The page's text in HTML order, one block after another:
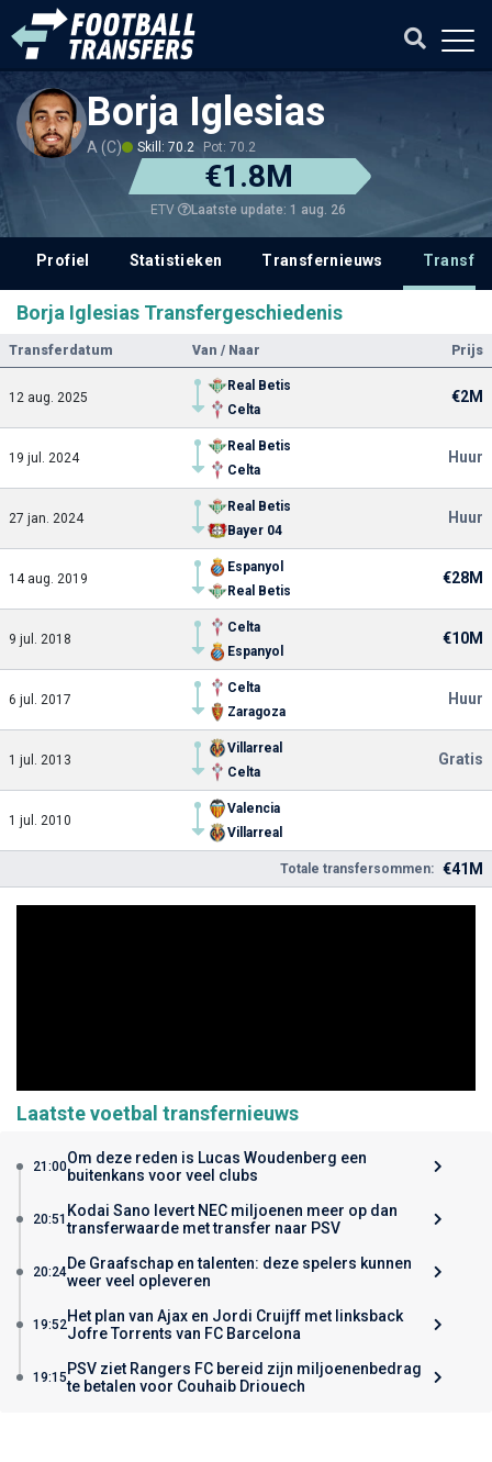
Borja Iglesias
A (C) Skill: 70.2 Pot: 70.2
€1.8M
ETV Laatste update: 1 aug. 26
Profiel Statistieken Transfernieuws
Borja Iglesias Transfergeschiedenis
Transferdatum Van / Naar Prijs
12 aug. 2025
Real Betis
Celta
€2M
19 jul. 2024
Real Betis
Celta
Huur
27 jan. 2024
Real Betis
Bayer 04
Huur
14 aug. 2019
Espanyol
Real Betis
€28M
9 jul. 2018
Celta
Espanyol
€10M
6 jul. 2017
Celta
Zaragoza
Huur
1 jul. 2013
Villarreal
Celta
Gratis
1 jul. 2010
Valencia
Villarreal
Totale transfersommen: €41M
Laatste voetbal transfernieuws
21:00Om deze reden is Lucas Woudenberg een
buitenkans voor veel clubs
20:51 Kodai Sano levert NEC miljoenen meer op dan
transferwaarde met transfer naar PSV
20:24De Graafschap en talenten: deze spelers kunnen
weer veel opleveren
19:52Het plan van Ajax en Jordi Cruijff met linksback
Jofre Torrents van FC Barcelona
19:15 PSV ziet Rangers FC bereid zijn miljoenenbedrag
te betalen voor Couhaib Driouech